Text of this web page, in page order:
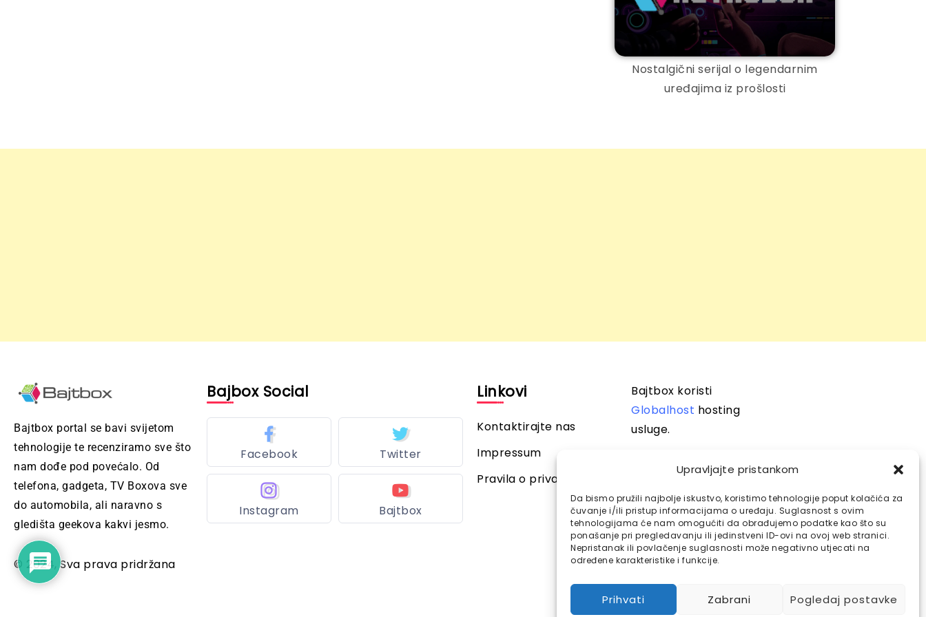
Upravljajte pristankom
Da bismo pružili najbolje iskustvo, koristimo tehnologije poput kolačića za
čuvanje i/ili pristup informacijama o uređaju. Suglasnost s ovim
tehnologijama će nam omogućiti da obrađujemo podatke kao što su
ponašanje pri pregledavanju ili jedinstveni ID-ovi na ovoj web stranici.
Nepristanak ili povlačenje suglasnosti može negativno utjecati na
određene karakteristike i funkcije.
Prihvati Zabrani Pogledaj postavke
Nostalgični serijal o legendarnim
uređajima iz prošlosti
Bajtbox portal se bavi svijetom
tehnologije te recenziramo sve što
nam dođe pod povećalo. Od
telefona, gadgeta, TV Boxova sve
do automobila, ali naravno s
gledišta geekova kakvi jesmo.
© 2024, Sva prava pridržana
Bajbox Social
Facebook Twitter
Instagram Bajtbox
Linkovi
Kontaktirajte nas
Impressum
Pravila o privatnosti
Bajtbox koristi
Globalhost hosting
usluge.